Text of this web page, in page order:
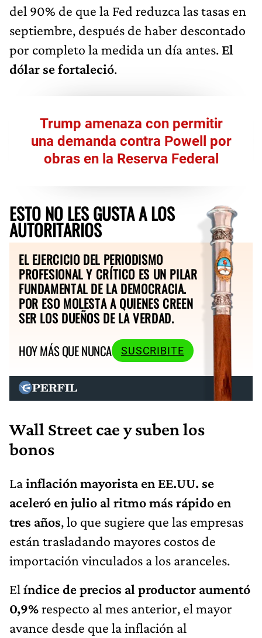
del 90% de que la Fed reduzca las tasas en
septiembre, después de haber descontado
por completo la medida un día antes. El
dólar se fortaleció.
Trump amenaza con permitir
una demanda contra Powell por
obras en la Reserva Federal
ESTO NO LES GUSTA A LOS
AUTORITARIOS
EL EJERCICIO DEL PERIODISMO
PROFESIONAL Y CRÍTICO ES UN PILAR
FUNDAMENTAL DE LA DEMOCRACIA.
POR ESO MOLESTA A QUIENES CREEN
SER LOS DUEÑOS DE LA VERDAD.
HOY MÁS QUE NUNCA
SUSCRIBITE
Wall Street cae y suben los
bonos
Lainflación mayorista en EE.UU. se
aceleró en julio al ritmo más rápido en
tres años, lo que sugiere que las empresas
están trasladando mayores costos de
importación vinculados a los aranceles.
El índice de precios al productor aumentó
0,9%respecto al mes anterior, el mayor
avance desde que la inflación al